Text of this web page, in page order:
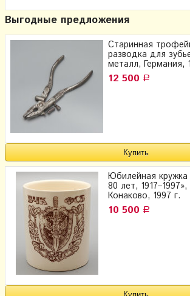
Выгодные предложения
Старинная
разводка для
металл, Германия,
12 500 Р
Юбилейная
80 лет,
Конаково, 1997 г.
10 500 Р